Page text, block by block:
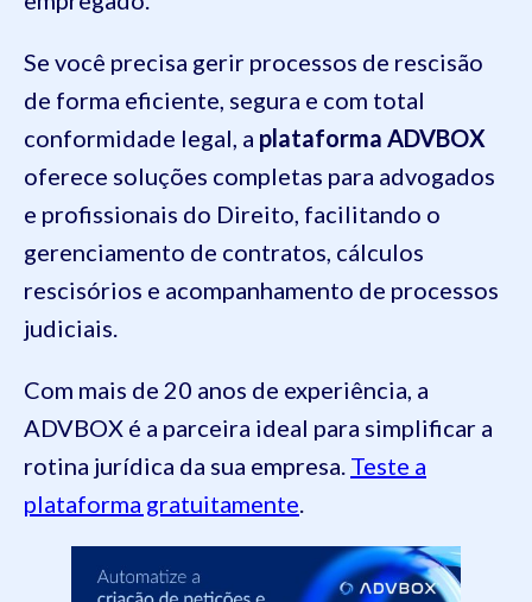
Se você precisa gerir processos de rescisão
de forma eficiente, segura e com total
conformidade legal, a plataforma ADVBOX
oferece soluções completas para advogados
e profissionais do Direito, facilitando o
gerenciamento de contratos, cálculos
rescisórios e acompanhamento de processos
judiciais.
Com mais de 20 anos de experiência, a
ADVBOX é a parceira ideal para simplificar a
rotina jurídica da sua empresa. Teste a
plataforma gratuitamente.